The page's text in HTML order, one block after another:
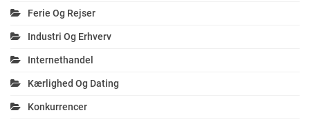
Ferie Og Rejser
Industri Og Erhverv
Internethandel
Kærlighed Og Dating
Konkurrencer